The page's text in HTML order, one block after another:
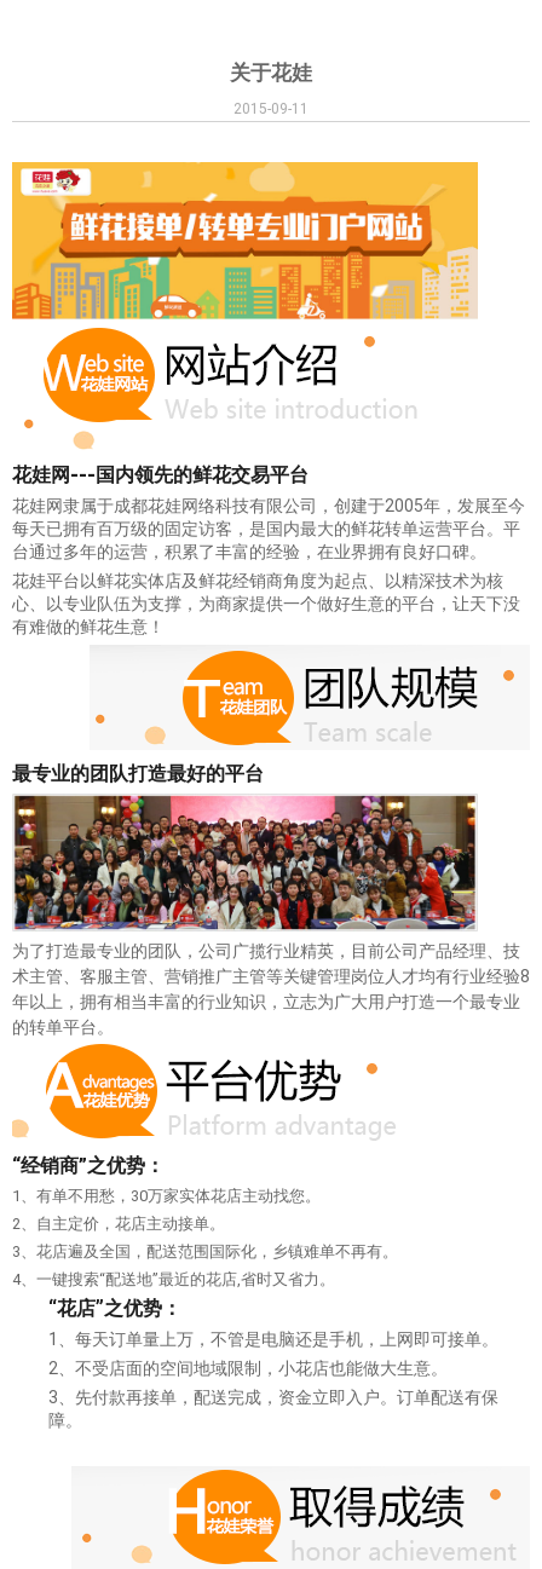
关于花娃
2015-09-11
花娃网---国内领先的鲜花交易平台
花娃网隶属于成都花娃网络科技有限公司，创建于2005年，发展至今
每天已拥有百万级的固定访客，是国内最大的鲜花转单运营平台。平
台通过多年的运营，积累了丰富的经验，在业界拥有良好口碑。
花娃平台以鲜花实体店及鲜花经销商角度为起点、以精深技术为核
心、以专业队伍为支撑，为商家提供一个做好生意的平台，让天下没
有难做的鲜花生意！
最专业的团队打造最好的平台
为了打造最专业的团队，公司广揽行业精英，目前公司产品经理、技
术主管、客服主管、营销推广主管等关键管理岗位人才均有行业经验8
年以上，拥有相当丰富的行业知识，立志为广大用户打造一个最专业
的转单平台。
“经销商”之优势：
1、有单不用愁，30万家实体花店主动找您。
2、自主定价，花店主动接单。
3、花店遍及全国，配送范围国际化，乡镇难单不再有。
4、一键搜索“配送地”最近的花店,省时又省力。
“花店”之优势：
1、每天订单量上万，不管是电脑还是手机，上网即可接单。
2、不受店面的空间地域限制，小花店也能做大生意。
3、先付款再接单，配送完成，资金立即入户。订单配送有保
障。